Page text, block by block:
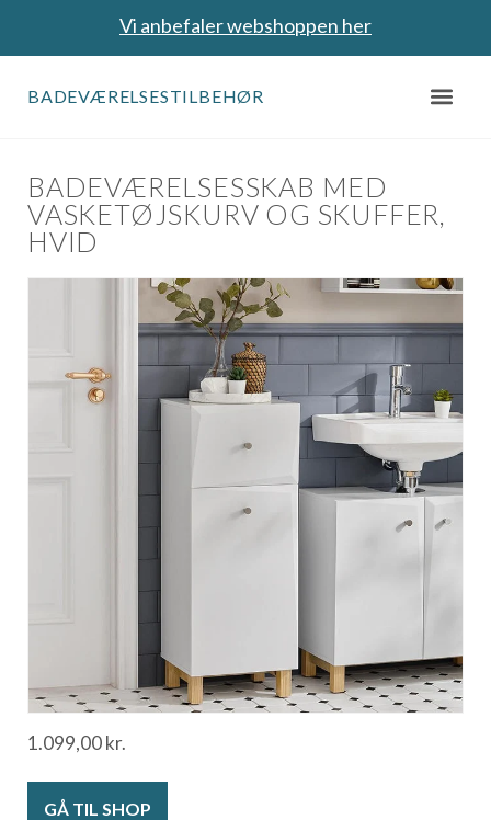
Vi anbefaler webshoppen her
BADEVÆRELSESTILBEHØR
BADEVÆRELSESSKAB MED
VASKETØJSKURV OG SKUFFER,
HVID
1.099,00kr.
GÅ TIL SHOP